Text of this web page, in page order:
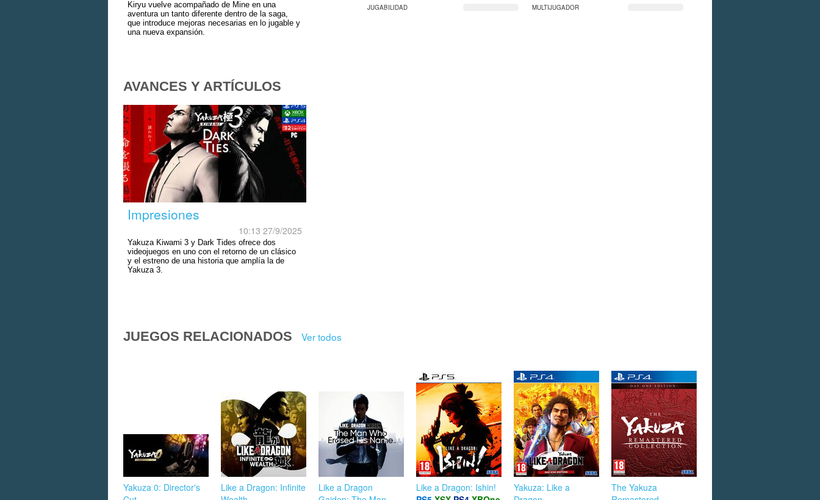
Kiryu vuelve acompañado de Mine en una
aventura un tanto diferente dentro de la saga,
que introduce mejoras necesarias en lo jugable y
una nueva expansión.
JUGABILIDAD
MULTIJUGADOR
AVANCES Y ARTÍCULOS
Impresiones
10:13 27/9/2025
Yakuza Kiwami 3 y Dark Tides ofrece dos
videojuegos en uno con el retorno de un clásico
y el estreno de una historia que amplía la de
Yakuza 3.
JUEGOS RELACIONADOS Ver todos
Yakuza 0: Director's
Like a Dragon: Infinite
Like a Dragon
Like a Dragon: Ishin!
Yakuza: Like a
The Yakuza